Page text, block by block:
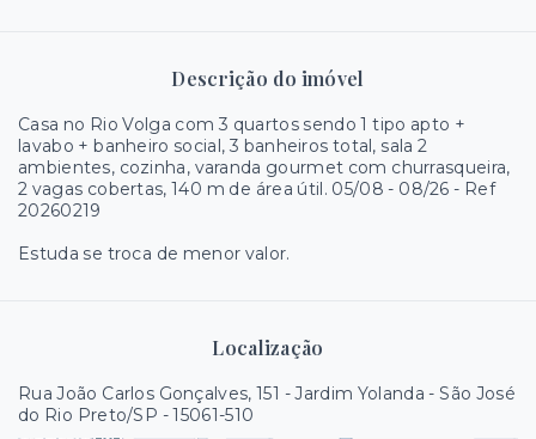
Descrição do imóvel
Casa no Rio Volga com 3 quartos sendo 1 tipo apto +
lavabo + banheiro social, 3 banheiros total, sala 2
ambientes, cozinha, varanda gourmet com churrasqueira,
2 vagas cobertas, 140 m de área útil. 05/08 - 08/26 - Ref
20260219
Estuda se troca de menor valor.
Localização
Rua João Carlos Gonçalves, 151 - Jardim Yolanda - São José
do Rio Preto/SP - 15061-510